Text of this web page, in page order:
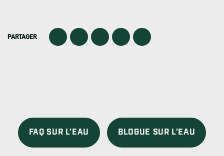
PARTAGER
FAQ SUR L’EAU BLOGUE SUR L’EAU